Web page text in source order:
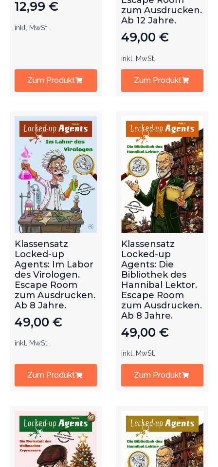
12,99 €
inkl. MwSt.
Zum Produkt
zum Ausdrucken.
Ab 12 Jahre.
49,00 €
inkl. MwSt.
Zum Produkt
Klassensatz
Locked-up
Agents: Im Labor
des Virologen.
Escape Room
zum Ausdrucken.
Ab 8 Jahre.
49,00 €
inkl. MwSt.
Zum Produkt
Klassensatz
Locked-up
Agents: Die
Bibliothek des
Hannibal Lektor.
Escape Room
zum Ausdrucken.
Ab 8 Jahre.
49,00 €
inkl. MwSt.
Zum Produkt